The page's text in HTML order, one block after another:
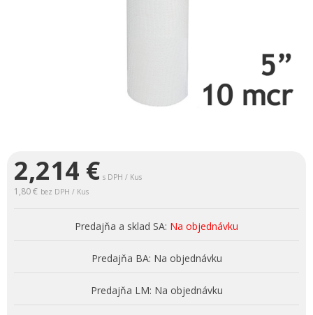
2,214 € s DPH / Kus
1,80 € bez DPH / Kus
Predajňa a sklad SA: Na objednávku
Predajňa BA: Na objednávku
Predajňa LM: Na objednávku